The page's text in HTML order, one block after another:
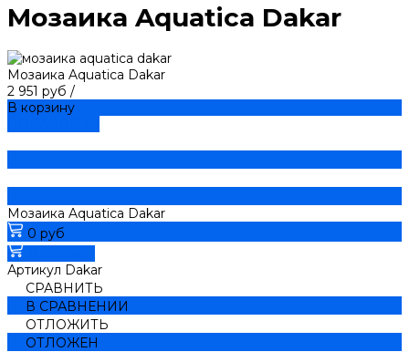
Мозаика Aquatica Dakar
Мозаика Aquatica Dakar
2 951 руб /
В корзину
Мозаика Aquatica Dakar
0 руб
Артикул Dakar
СРАВНИТЬ
В СРАВНЕНИИ
ОТЛОЖИТЬ
ОТЛОЖЕН